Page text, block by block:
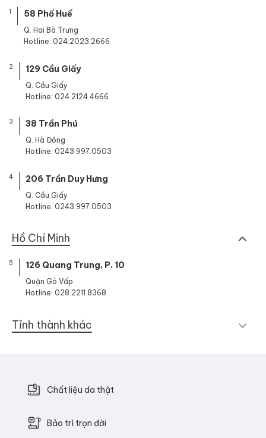
1 58 Phố Huế
Q. Hai Bà Trưng
Hotline: 024.2023.2666
2 129 Cầu Giấy
Q. Cầu Giấy
Hotline: 024.2124.4666
3 38 Trần Phú
Q. Hà Đông
Hotline: 0243.997.0503
4 206 Trần Duy Hưng
Q. Cầu Giấy
Hotline: 0243.997.0503
Hồ Chí Minh
5 126 Quang Trung, P. 10
Quận Gò Vấp
Hotline: 028.2211.8368
Tỉnh thành khác
Chất liệu da thật
Bảo trì trọn đời